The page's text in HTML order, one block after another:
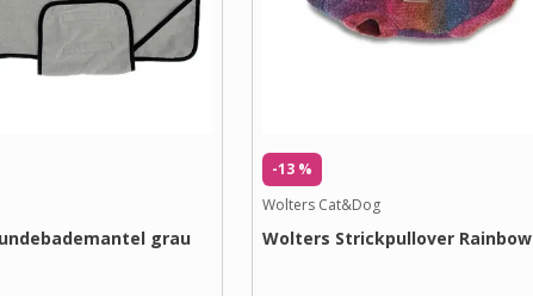
grau
-13 %
Wolters Cat&Dog
Wolters Strickpullover Rainbow